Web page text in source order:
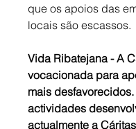
que os apoios das
locais são escassos.
Vida Ribatejana - A
vocacionada para
mais desfavorecidos.
actividades
actualmente a